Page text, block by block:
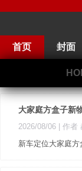
首页 封面
大家庭方盒子新
2026/08/06 | 作者
新车定位大家庭